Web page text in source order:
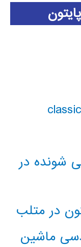
شونده در
در متلب
ماشین